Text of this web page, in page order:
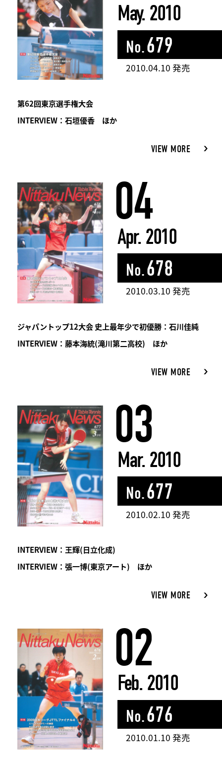
May. 2010
No.679
2010.04.10 発売
第62回東京選手権大会
INTERVIEW：石垣優香 ほか
VIEW MORE
04
Apr. 2010
No.678
2010.03.10 発売
ジャパントップ12大会 史上最年少で初優勝：石川佳純
INTERVIEW：藤本海統(滝川第二高校) ほか
VIEW MORE
03
Mar. 2010
No.677
2010.02.10 発売
INTERVIEW：王輝(日立化成)
INTERVIEW：張一博(東京アート) ほか
VIEW MORE
02
Feb. 2010
No.676
2010.01.10 発売